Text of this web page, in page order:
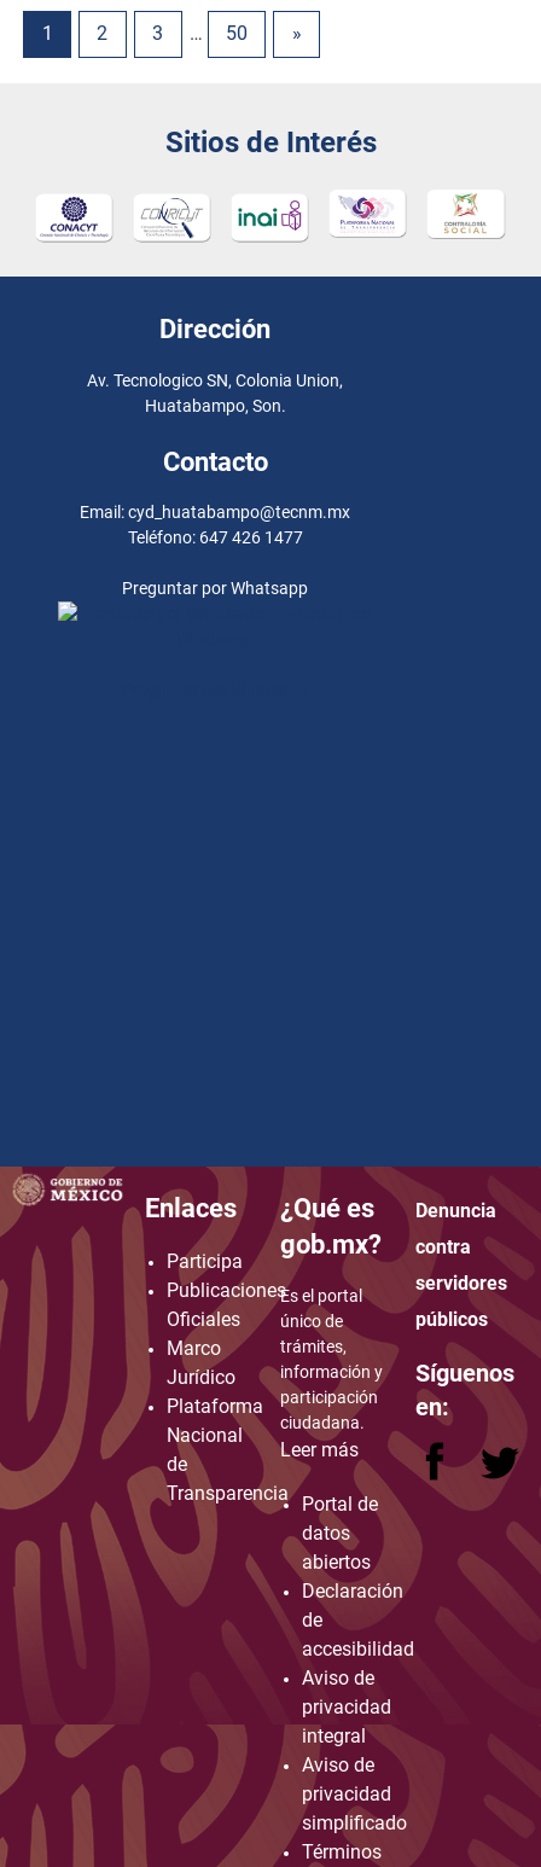
1 2 3 … 50 »
Sitios de Interés
Dirección
Av. Tecnologico SN, Colonia Union,
Huatabampo, Son.
Contacto
Email: cyd_huatabampo@tecnm.mx
Teléfono: 647 426 1477
Preguntar por Whatsapp
how to embed google map in website
Enlaces
Participa
Publicaciones
Oficiales
Marco
Jurídico
Plataforma
Nacional
de
Transparencia
¿Qué es
gob.mx?
Es el portal
único de
trámites,
información y
participación
ciudadana.
Leer más
Portal de
datos
abiertos
Declaración
de
accesibilidad
Aviso de
privacidad
integral
Aviso de
privacidad
simplificado
Términos
Denuncia
contra
servidores
públicos
Síguenos
en: